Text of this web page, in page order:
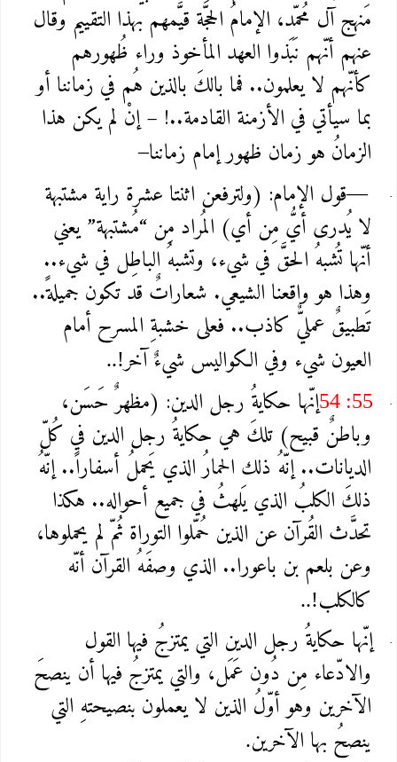
مَنهج آل مُحمّد، الإمامُ الحجّة قيَّمهم بهذا التقييم وقال
عنهم أنّهم نَبَذوا العهد المأخوذ وراء ظُهورهم
كأنّهم لا يعلمون.. فما بالكَ بالذين هُم في زماننا أو
بما سيأتي في الأزمنة القادمة..! – إنْ لم يكن هذا
الزمانُ هو زمان ظهور إمام زماننا–
—قول الإمام: (ولترفعن اثنتا عشرة راية مشتبهة
لا يُدرى أيُّ مِن أي) المُراد مِن “مُشتبهة” يعني
أنّها تُشبهُ الحقَّ في شيء، وتشبهُ الباطِل في شيء..
وهذا هو واقعنا الشيعي. شعاراتٌ قد تكون جميلةً..
تَطبيقٌ عمليٌّ كاذب.. فعلى خشبةِ المسرح أمام
العيون شيء وفي الكواليس شيءٌ آخر..!
54 :55إنّها حكايةُ رجل الدين: (مظهرٌ حَسَن،
وباطنٌ قبيح) تلكَ هي حكايةُ رجل الدين في كُلّ
الديانات.. إنّهُ ذلك الحمارُ الذي يَحملُ أسفاراً.. إنّهُ
ذلكَ الكلبُ الذي يَلهثُ في جميع أحواله.. هكذا
تحدَّث القُرآن عن الذين حُمّلوا التوراة ثُمّ لم يحملوها،
وعن بلعم بن باعورا.. الذي وصفَهُ القرآن أنّه
كالكلب..!
إنّها حكايةُ رجل الدين التي يمتزجُ فيها القول
والادّعاء مِن دُون عَمَل، والتي يمتزجُ فيها أن ينصحَ
الآخرين وهو أوّلُ الذين لا يعملون بنصيحتهِ التي
ينصحُ بها الآخرين.